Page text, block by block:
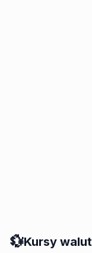
💱Kursy walut